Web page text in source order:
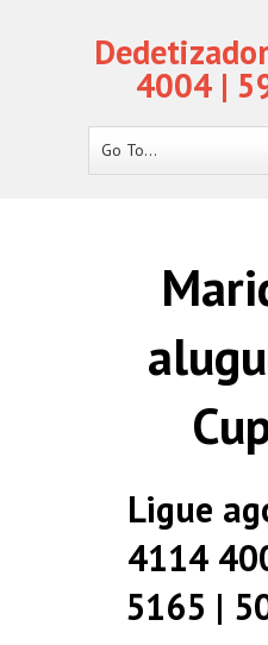
4004 |
Go To...
Ligue
4114
5165 |